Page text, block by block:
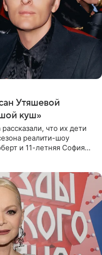
Утяшевой
куш»
что их дети
реалити-шоу
и 11-летняя София